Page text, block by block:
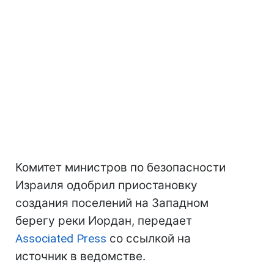
Комитет министров по безопасности
Израиля одобрил приостановку
создания поселений на Западном
берегу реки Иордан, передает
Associated Press со ссылкой на
источник в ведомстве.